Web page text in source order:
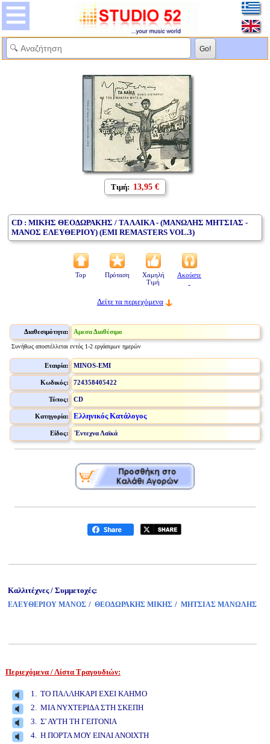
Τιμή: 13,95 €
CD : ΜΙΚΗΣ ΘΕΟΔΩΡΑΚΗΣ / ΤΑ ΛΑΙΚΑ - (ΜΑΝΩΛΗΣ ΜΗΤΣΙΑΣ -
ΜΑΝΟΣ ΕΛΕΥΘΕΡΙΟΥ) (EMI REMASTERS VOL.3)
Top Πρόταση
Χαμηλή
Τιμή
Ακούστε
Δείτε τα περιεχόμενα
Διαθεσιμότητα: Αμεσα Διαθέσιμο
Συνήθως αποστέλλεται εντός 1-2 εργάσιμων ημερών
Εταιρία: MINOS-EMI
Κωδικός: 724358405422
Τύπος: CD
Κατηγορία: Ελληνικός Κατάλογος
Είδος: Έντεχνα Λαϊκά
Καλλιτέχνες / Συμμετοχές:
ΕΛΕΥΘΕΡΙΟΥ ΜΑΝΟΣ / ΘΕΟΔΩΡΑΚΗΣ ΜΙΚΗΣ / ΜΗΤΣΙΑΣ ΜΑΝΩΛΗΣ
Περιεχόμενα / Λίστα Τραγουδιών:
1. ΤΟ ΠΑΛΛΗΚΑΡΙ ΕΧΕΙ ΚΑΗΜΟ
2. ΜΙΑ ΝΥΧΤΕΡΙΔΑ ΣΤΗ ΣΚΕΠΗ
3. Σ' ΑΥΤΗ ΤΗ ΓΕΙΤΟΝΙΑ
4. Η ΠΟΡΤΑ ΜΟΥ ΕΙΝΑΙ ΑΝΟΙΧΤΗ